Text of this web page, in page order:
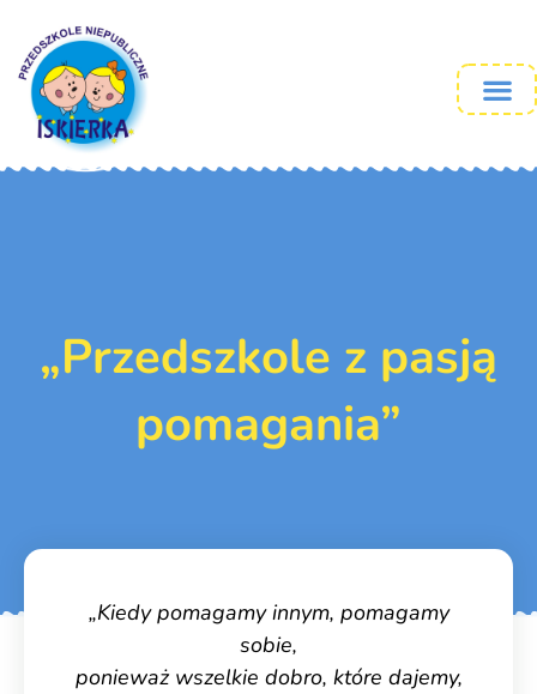
„Przedszkole z pasją
pomagania”
„Kiedy pomagamy innym, pomagamy
sobie,
ponieważ wszelkie dobro, które dajemy,